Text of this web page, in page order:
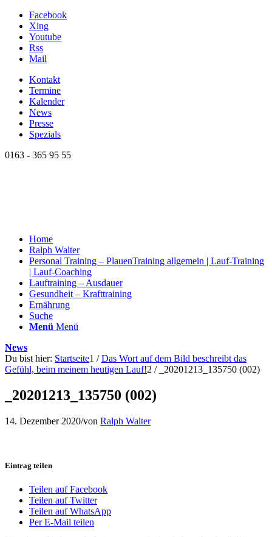
Facebook
Xing
Youtube
Rss
Mail
Kontakt
Termine
Kalender
News
Presse
Spezials
0163 - 365 95 55
Home
Ralph Walter
Personal Training – PlauenTraining allgemein | Lauf-Training
| Lauf-Coaching
Lauftraining – Ausdauer
Gesundheit – Krafttraining
Ernährung
Suche
Menü Menü
News
Du bist hier: Startseite1 / Das Wort auf dem Bild beschreibt das
Gefühl, beim meinem heutigen Lauf!2 / _20201213_135750 (002)
_20201213_135750 (002)
14. Dezember 2020/von Ralph Walter
Eintrag teilen
Teilen auf Facebook
Teilen auf Twitter
Teilen auf WhatsApp
Per E-Mail teilen